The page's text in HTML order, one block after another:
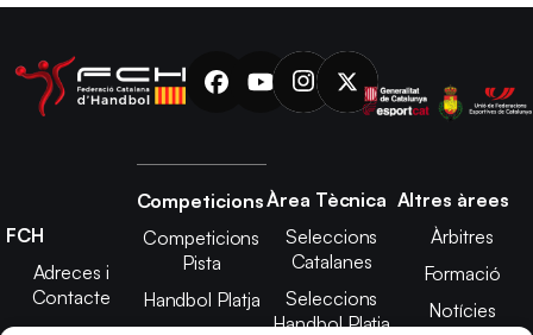
FCH
Adreces i
Contacte
Competicions
Competicions
Pista
Handbol Platja
Àrea Tècnica
Seleccions
Catalanes
Seleccions
Handbol Platja
Altres àrees
Àrbitres
Formació
Notícies